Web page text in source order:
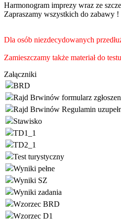
Harmonogram imprezy wraz ze
Zapraszamy wszystkich do zabawy !
Dla osób niezdecydowanych
Zamieszczamy także materiał do
Załączniki
BRD
Rajd Brwinów formularz
Rajd Brwinów Regulamin
Stawisko
TD1_1
TD2_1
Test turystyczny
Wyniki pełne
Wyniki SZ
Wyniki zadania
Wzorzec BRD
Wzorzec D1